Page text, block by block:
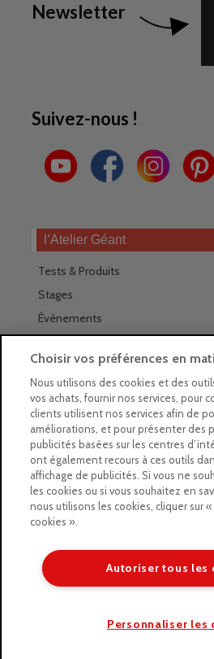
Newsletter
Suivez-nous !
l’Atelier Géant
Tests & Produits
Stages
Évènements
Trouver nos magasins
La newsletter des magasins
Feuilleter le Guide
Gratuit : intégrer le Guide
Marques Beaux-Arts
Matériel pour l’aquarelle
Matériel pour l’acrylique
Matériel pour l’huile
Copyright © 2026 LE GEANT
Choisir vos préférences en
Nous utilisons des cookies et des
vos achats, fournir nos services, pour
clients utilisent nos services afin de
améliorations, et pour présenter des
publicités basées sur les centres
ont également recours à ces outils
affichage de publicités. Si vous ne
les cookies ou si vous souhaitez en
nous utilisons les cookies, cliquer sur
cookies ».
Autoriser tous les
Personnaliser les